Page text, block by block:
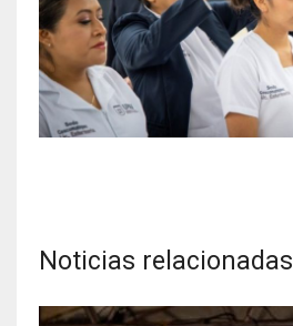
Noticias relacionadas